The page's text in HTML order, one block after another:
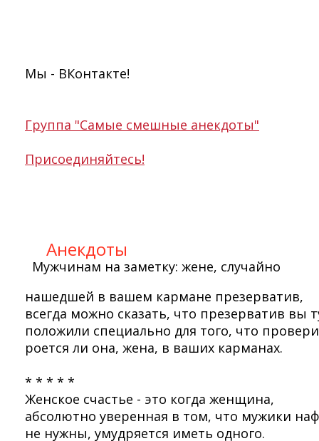
Мы - ВКонтакте!
Группа "Самые смешные анекдоты"
Присоединяйтесь!
Анекдоты
Мужчинам на заметку: жене, случайно
нашедшей в вашем кармане презерватив,
всегда можно сказать, что презерватив вы
положили специально для того, что
роется ли она, жена, в ваших карманах.
* * * * *
Женское счастье - это когда женщина,
абсолютно уверенная в том, что мужики
не нужны, умудряется иметь одного.